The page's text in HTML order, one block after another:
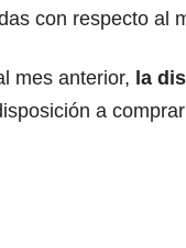
con respecto al
mes anterior, la
a